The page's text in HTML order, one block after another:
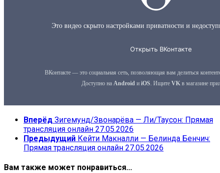
Вперёд Зигемунд/Звонарёва — Ли/Таусон: Прямая
трансляция онлайн 27.05.2026
Предыдущий Кейти Макналли — Белинда Бенчич:
Прямая трансляция онлайн 27.05.2026
Вам также может понравиться...